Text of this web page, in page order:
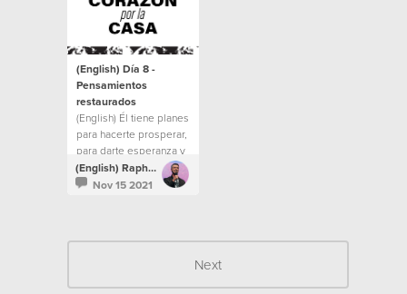
(English) Día 8 -
Pensamientos
restaurados
(English) Él tiene planes
para hacerte prosperar,
para darte esperanza y
un futuro. No dejes que
tus pensamientos
(English) Raphael Galante
Nov 15 2021
Next